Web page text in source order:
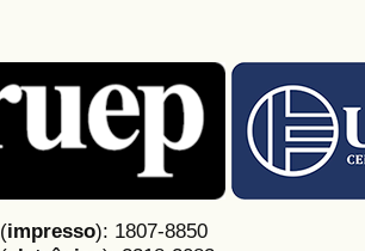
(impresso): 1807-8850